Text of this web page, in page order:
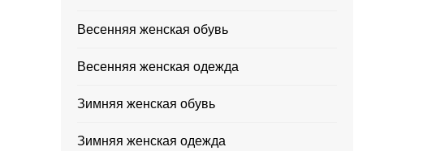
Весенняя женская обувь
Весенняя женская одежда
Зимняя женская обувь
Зимняя женская одежда